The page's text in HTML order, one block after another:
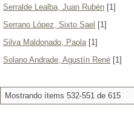
Serralde Lealba, Juan Rubén [1]
Serrano López, Sixto Sael [1]
Silva Maldonado, Paola[1]
Solano Andrade, Agustín René [1]
Mostrando ítems 532-551 de 615